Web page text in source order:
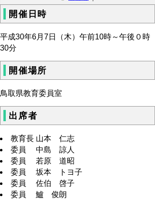
開催日時
平成30年6月7日（木）午前10時～午後０時
30分
開催場所
鳥取県教育委員室
出席者
教育長 山本 仁志
委員 中島 諒人
委員 若原 道昭
委員 坂本 トヨ子
委員 佐伯 啓子
委員 鱸 俊朗